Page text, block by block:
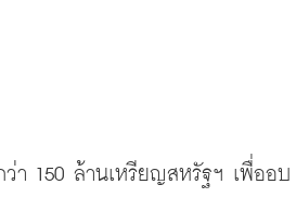
150 ล้านเหรียญสหรัฐฯ เพื่ออบ